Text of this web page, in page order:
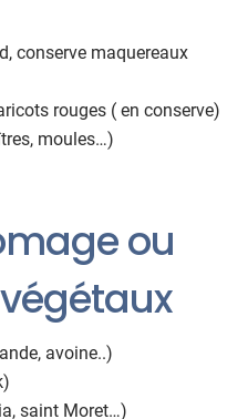
conserve maquereaux
rouges ( en conserve)
moules…)
ou
avoine..)
saint Moret…)